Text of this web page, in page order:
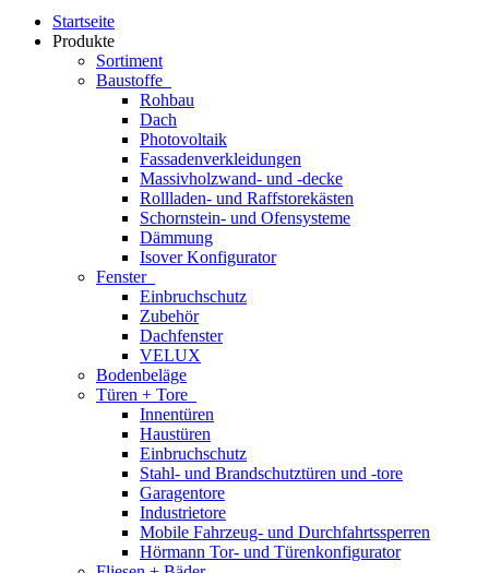
Startseite
Produkte
Sortiment
Baustoffe
Rohbau
Dach
Photovoltaik
Fassadenverkleidungen
Massivholzwand- und -decke
Rollladen- und Raffstorekästen
Schornstein- und Ofensysteme
Dämmung
Isover Konfigurator
Fenster
Einbruchschutz
Zubehör
Dachfenster
VELUX
Bodenbeläge
Türen + Tore
Innentüren
Haustüren
Einbruchschutz
Stahl- und Brandschutztüren und -tore
Garagentore
Industrietore
Mobile Fahrzeug- und Durchfahrtssperren
Hörmann Tor- und Türenkonfigurator